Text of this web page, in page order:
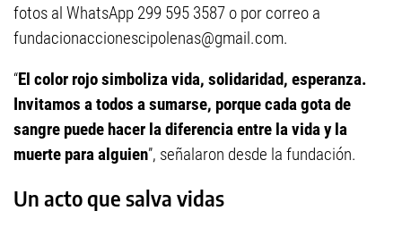
fotos al WhatsApp 299 595 3587 o por correo a
fundacionaccionescipolenas@gmail.com.
“El color rojo simboliza vida, solidaridad, esperanza.
Invitamos a todos a sumarse, porque cada gota de
sangre puede hacer la diferencia entre la vida y la
muerte para alguien”, señalaron desde la fundación.
Un acto que salva vidas